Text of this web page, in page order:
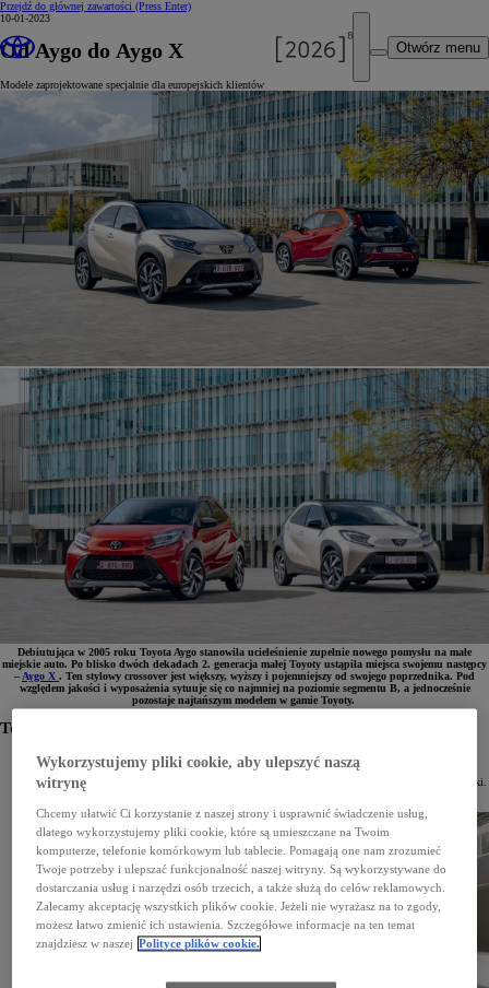
Przejdź do głównej zawartości (Press Enter)
Otwórz menu
10-01-2023
Od Aygo do Aygo X
Modele zaprojektowane specjalnie dla europejskich klientów
Debiutująca w 2005 roku Toyota Aygo stanowiła ucieleśnienie zupełnie nowego pomysłu na małe
miejskie auto. Po blisko dwóch dekadach 2. generacja małej Toyoty ustąpiła miejsca swojemu następcy
– Aygo X . Ten stylowy crossover jest większy, wyższy i pojemniejszy od swojego poprzednika. Pod
względem jakości i wyposażenia sytuuje się co najmniej na poziomie segmentu B, a jednocześnie
pozostaje najtańszym modelem w gamie Toyoty.
Toyota Aygo – oryginalność i styl
1. generacja Toyoty Aygo powstała z myślą o młodych europejskich kierowcach. Samochód ten
charakteryzował się nowoczesną, zaokrągloną sylwetką i oryginalną stylistyką przodu, zupełnie
niepodobną do niewyróżniających się i pozbawionych wygód samochodów segmentu A tamtej epoki.
Coraz to nowe edycje specjalne, wyjątkowe opcje kolorystyczne i wersje wyposażenia oraz dwa
Wykorzystujemy pliki cookie, aby ulepszyć naszą
witrynę
Chcemy ułatwić Ci korzystanie z naszej strony i usprawnić świadczenie usług,
dlatego wykorzystujemy pliki cookie, które są umieszczane na Twoim
komputerze, telefonie komórkowym lub tablecie. Pomagają one nam zrozumieć
Twoje potrzeby i ulepszać funkcjonalność naszej witryny. Są wykorzystywane do
dostarczania usług i narzędzi osób trzecich, a także służą do celów reklamowych.
Zalecamy akceptację wszystkich plików cookie. Jeżeli nie wyrażasz na to zgody,
możesz łatwo zmienić ich ustawienia. Szczegółowe informacje na ten temat
znajdziesz w naszej Polityce plików cookie.